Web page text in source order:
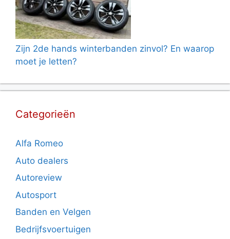
Zijn 2de hands winterbanden zinvol? En waarop
moet je letten?
Categorieën
Alfa Romeo
Auto dealers
Autoreview
Autosport
Banden en Velgen
Bedrijfsvoertuigen